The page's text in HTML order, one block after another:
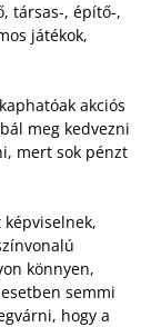
társas-, építő-,
játékok,
akciós
meg kedvezni
mert sok pénzt
könnyen,
semmi
hogy a